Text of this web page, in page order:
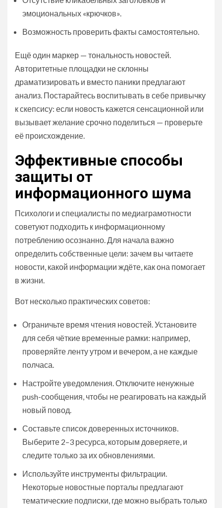
эмоциональных «крючков».
Возможность проверить факты самостоятельно.
Ещё один маркер — тональность новостей.
Авторитетные площадки не склонны
драматизировать и вместо паники предлагают
анализ. Постарайтесь воспитывать в себе привычку
к скепсису: если новость кажется сенсационной или
вызывает желание срочно поделиться — проверьте
её происхождение.
Эффективные способы
защиты от
информационного шума
Психологи и специалисты по медиаграмотности
советуют подходить к информационному
потреблению осознанно. Для начала важно
определить собственные цели: зачем вы читаете
новости, какой информации ждёте, как она помогает
в жизни.
Вот несколько практических советов:
Ограничьте время чтения новостей. Установите
для себя чёткие временные рамки: например,
проверяйте ленту утром и вечером, а не каждые
полчаса.
Настройте уведомления. Отключите ненужные
push-сообщения, чтобы не реагировать на каждый
новый повод.
Составьте список доверенных источников.
Выберите 2–3 ресурса, которым доверяете, и
следите только за их обновлениями.
Используйте инструменты фильтрации.
Некоторые новостные порталы предлагают
тематические подписки, где можно выбрать только